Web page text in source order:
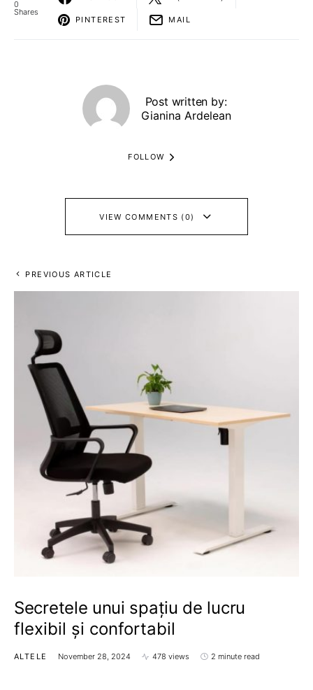
0
Shares
PINTEREST MAIL
Post written by:
Gianina Ardelean
FOLLOW
VIEW COMMENTS (0)
PREVIOUS ARTICLE
Secretele unui spațiu de lucru
flexibil și confortabil
ALTELE November 28, 2024 478 views 2 minute read